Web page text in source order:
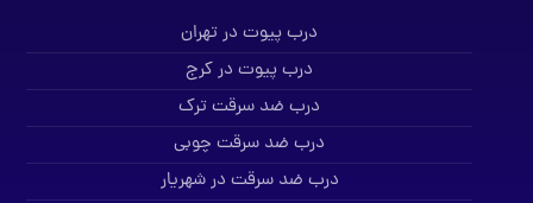
درب پیوت در تهران
درب پیوت در کرج
درب ضد سرقت ترک
درب ضد سرقت چوبی
درب ضد سرقت در شهریار